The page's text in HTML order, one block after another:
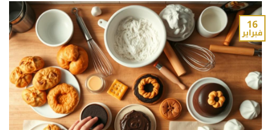
16
فبراير